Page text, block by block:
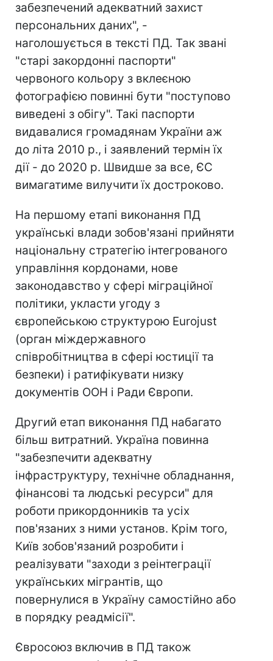
забезпечений адекватний захист
персональних даних", -
наголошується в тексті ПД. Так звані
"старі закордонні паспорти"
червоного кольору з вклеєною
фотографією повинні бути "поступово
виведені з обігу". Такі паспорти
видавалися громадянам України аж
до літа 2010 р., і заявлений термін їх
дії - до 2020 р. Швидше за все, ЄС
вимагатиме вилучити їх достроково.
На першому етапі виконання ПД
українські влади зобов'язані прийняти
національну стратегію інтегрованого
управління кордонами, нове
законодавство у сфері міграційної
політики, укласти угоду з
європейською структурою Eurojust
(орган міждержавного
співробітництва в сфері юстиції та
безпеки) і ратифікувати низку
документів ООН і Ради Європи.
Другий етап виконання ПД набагато
більш витратний. Україна повинна
"забезпечити адекватну
інфраструктуру, технічне обладнання,
фінансові та людські ресурси" для
роботи прикордонників та усіх
пов'язаних з ними установ. Крім того,
Київ зобов'язаний розробити і
реалізувати "заходи з реінтеграції
українських мігрантів, що
повернулися в Україну самостійно або
в порядку реадмісії".
Євросоюз включив в ПД також